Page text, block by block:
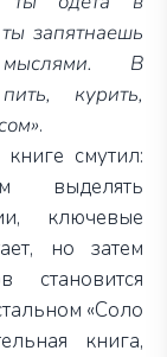
запятнаешь
В
курить,
.
смутил:
выделять
ключевые
но
затем
«Соло
книга,